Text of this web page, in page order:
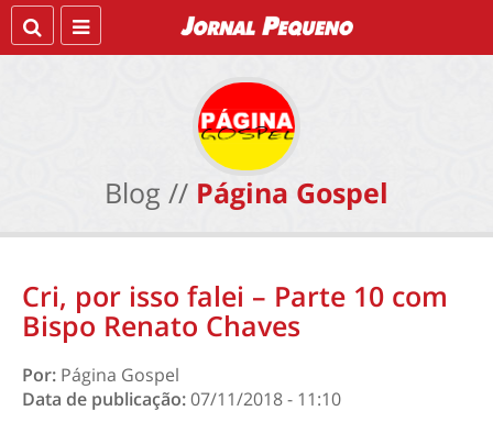
Blog // Página Gospel
Cri, por isso falei – Parte 10 com
Bispo Renato Chaves
Por: Página Gospel
Data de publicação:07/11/2018 - 11:10